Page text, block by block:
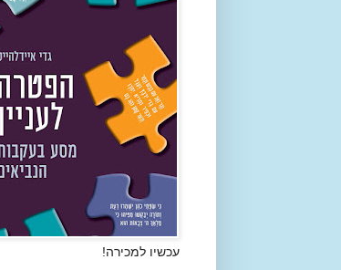
עכשיו למכירה!